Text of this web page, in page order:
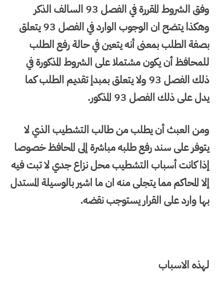
وفق الشروط المقررة في الفصل 93 السالف الذكر
وهكذا يتضح ان الوجوب الوارد في الفصل 93 يتعلق
بصفة الطلب بمعنى أنه يتعين في حالة رفع الطلب
للمحافظ أن يكون مشتملا على الشروط المذكورة في
ذلك الفصل 93 ولا يتعلق بمبدإ تقديم الطلب كما
يدل على ذلك الفصل 93 المذكور.
ومن العبث أن يطلب من طالب التشطيب الذي لا
يتوفر على سند رفع طلبه مباشرة إلى المحافظ خصوصا
إذا كانت أسباب التشطيب محل نزاع جدي لا تبت فيه
إلا المحاكم مما يتجلى منه ان ما اشير بالوسيلة المستدل
بها وارد على القرار يستوجب نقضه.
لهذه الاسباب